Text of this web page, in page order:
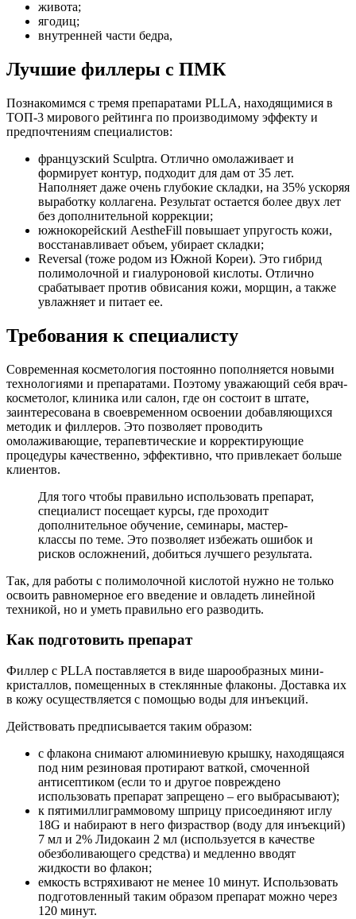
живота;
ягодиц;
внутренней части бедра,
Лучшие филлеры с ПМК
Познакомимся с тремя препаратами PLLA, находящимися в
ТОП-3 мирового рейтинга по производимому эффекту и
предпочтениям специалистов:
французский Sculptra. Отлично омолаживает и
формирует контур, подходит для дам от 35 лет.
Наполняет даже очень глубокие складки, на 35% ускоряя
выработку коллагена. Результат остается более двух лет
без дополнительной коррекции;
южнокорейский AestheFill повышает упругость кожи,
восстанавливает объем, убирает складки;
Reversal (тоже родом из Южной Кореи). Это гибрид
полимолочной и гиалуроновой кислоты. Отлично
срабатывает против обвисания кожи, морщин, а также
увлажняет и питает ее.
Требования к специалисту
Современная косметология постоянно пополняется новыми
технологиями и препаратами. Поэтому уважающий себя врач-
косметолог, клиника или салон, где он состоит в штате,
заинтересована в своевременном освоении добавляющихся
методик и филлеров. Это позволяет проводить
омолаживающие, терапевтические и корректирующие
процедуры качественно, эффективно, что привлекает больше
клиентов.
Для того чтобы правильно использовать препарат,
специалист посещает курсы, где проходит
дополнительное обучение, семинары, мастер-
классы по теме. Это позволяет избежать ошибок и
рисков осложнений, добиться лучшего результата.
Так, для работы с полимолочной кислотой нужно не только
освоить равномерное его введение и овладеть линейной
техникой, но и уметь правильно его разводить.
Как подготовить препарат
Филлер с PLLA поставляется в виде шарообразных мини-
кристаллов, помещенных в стеклянные флаконы. Доставка их
в кожу осуществляется с помощью воды для инъекций.
Действовать предписывается таким образом:
с флакона снимают алюминиевую крышку, находящаяся
под ним резиновая протирают ваткой, смоченной
антисептиком (если то и другое повреждено
использовать препарат запрещено – его выбрасывают);
к пятимиллиграммовому шприцу присоединяют иглу
18G и набирают в него физраствор (воду для инъекций)
7 мл и 2% Лидокаин 2 мл (используется в качестве
обезболивающего средства) и медленно вводят
жидкости во флакон;
емкость встряхивают не менее 10 минут. Использовать
подготовленный таким образом препарат можно через
120 минут.